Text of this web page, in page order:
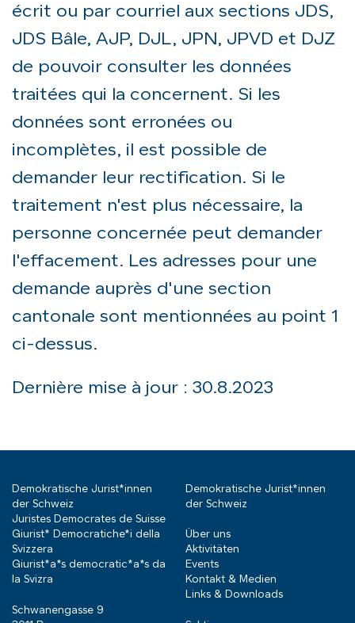
écrit ou par courriel aux sections JDS,
JDS Bâle, AJP, DJL, JPN, JPVD et DJZ
de pouvoir consulter les données
traitées qui la concernent. Si les
données sont erronées ou
incomplètes, il est possible de
demander leur rectification. Si le
traitement n'est plus nécessaire, la
personne concernée peut demander
l'effacement. Les adresses pour une
demande auprès d'une section
cantonale sont mentionnées au point 1
ci-dessus.
Dernière mise à jour : 30.8.2023
Demokratische Jurist*innen
der Schweiz
Juristes Democrates de Suisse
Giurist* Democratiche*i della
Svizzera
Giurist*a*s democratic*a*s da
la Svizra
Schwanengasse 9
Demokratische Jurist*innen
der Schweiz
Über uns
Aktivitäten
Events
Kontakt & Medien
Links & Downloads